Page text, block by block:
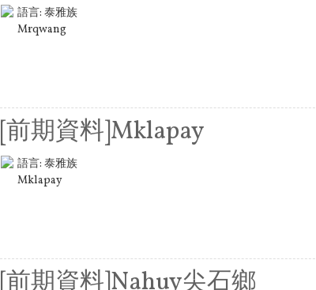
語言: 泰雅族
Mrqwang
[前期資料]Mklapay
語言: 泰雅族
Mklapay
[前期資料]Nahuy尖石鄉